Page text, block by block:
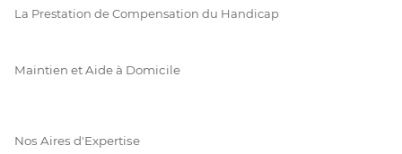
La Prestation de Compensation du Handicap
Maintien et Aide à Domicile
Nos Aires d'Expertise